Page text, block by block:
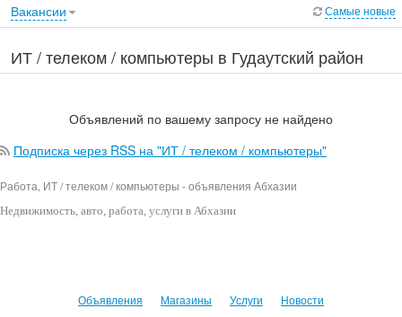
Вакансии Самые новые
ИТ / телеком / компьютеры в Гудаутский район
Объявлений по вашему запросу не найдено
Подписка через RSS на "ИТ / телеком / компьютеры"
Работа, ИТ / телеком / компьютеры - объявления Абхазии
Недвижимость , авто, работа, услуги в Абхазии
Объявления Магазины Услуги Новости